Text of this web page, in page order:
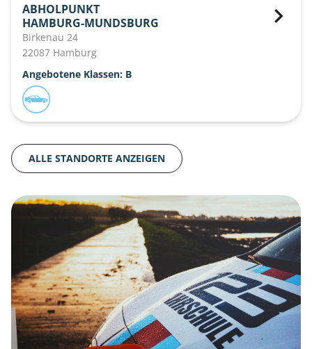
ABHOLPUNKT
HAMBURG-MUNDSBURG
Birkenau 24
22087 Hamburg
Angebotene Klassen: B
ALLE STANDORTE ANZEIGEN